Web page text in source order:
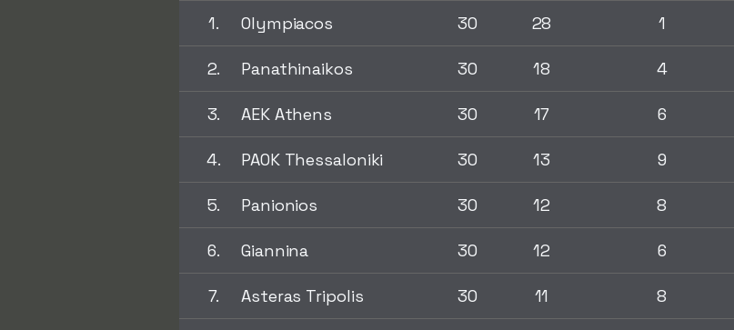
1. Olympiacos 30 28 1
2. Panathinaikos 30 18 4
3. AEK Athens 30 17 6
4. PAOK Thessaloniki 30 13 9
5. Panionios 30 12 8
6. Giannina 30 12 6
7. Asteras Tripolis 30 11 8